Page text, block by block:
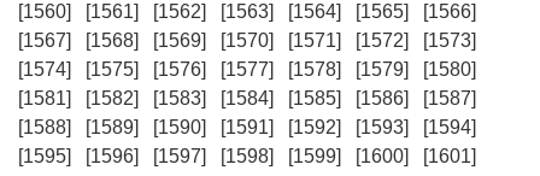
[1560]
[1561] [1562] [1563] [1564] [1565]
[1566]
[1567]
[1568] [1569] [1570] [1571] [1572]
[1573]
[1574]
[1575] [1576] [1577] [1578] [1579]
[1580]
[1581]
[1582] [1583] [1584] [1585] [1586]
[1587]
[1588]
[1589] [1590] [1591] [1592] [1593]
[1594]
[1595]
[1596] [1597] [1598] [1599] [1600]
[1601]